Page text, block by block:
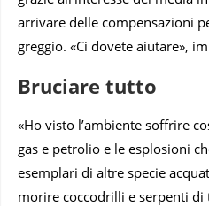
arrivare delle compensazioni
greggio. «Ci dovete aiutare»,
Bruciare tutto
«Ho visto l’ambiente soffrire
gas e petrolio e le esplosioni
esemplari di altre specie
morire coccodrilli e serpenti di